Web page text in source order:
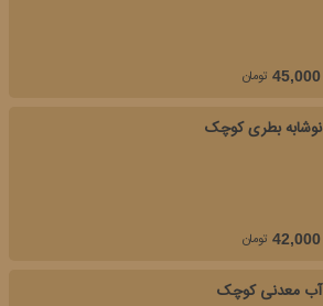
45,000 تومان
نوشابه بطری کوچک
42,000 تومان
آب معدنی کوچک